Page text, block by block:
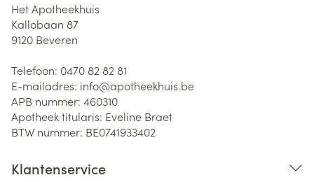
Het Apotheekhuis
Kallobaan 87
9120 Beveren
Telefoon: 0470 82 82 81
E-mailadres: info@apotheekhuis.be
APB nummer: 460310
Apotheek titularis: Eveline Braet
BTW nummer: BE0741933402
Klantenservice